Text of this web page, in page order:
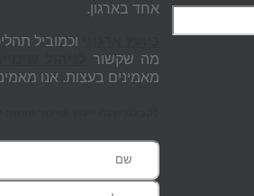
אחד בארגון.
וכמוביל
מה שקשור
מאמינים בעצות. אנו